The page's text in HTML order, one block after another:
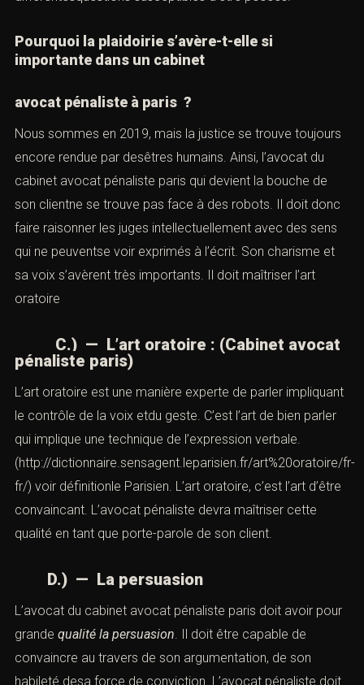
susceptibles d’être posées.
importante dans un cabinet
avocat pénaliste à paris ?
Nous sommes en 2019, mais la justice se trouve
toujours encore rendue par desêtres humains. Ainsi,
l’avocat du cabinet avocat pénaliste paris qui devient la
bouche de son clientne se trouve pas face à des robots.
Il doit donc faire raisonner les juges intellectuellement
avec des sens qui ne peuventse voir exprimés à l’écrit.
maîtriser l’art oratoire
C.) — L’artoratoire: (Cabinet
avocat pénaliste paris)
L’art oratoire est une manière experte de parler
impliquant le contrôle de la voix etdu geste. C’est l’art de
bien parler qui implique une technique de l’expression
verbale.
(http://dictionnaire.sensagent.leparisien.fr/art%20oratoire/fr-
d’être convaincant. L’avocat pénaliste devra maîtriser
cette qualité en tant que porte-parole de son client.
D.) — La persuasion
L’avocat du cabinet avocat pénaliste paris doit avoir